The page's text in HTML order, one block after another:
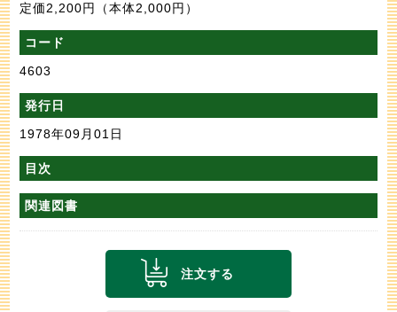
定価2,200円
（本体2,000円）
コード
4603
発行日
1978年09月01日
目次
関連図書
注文する